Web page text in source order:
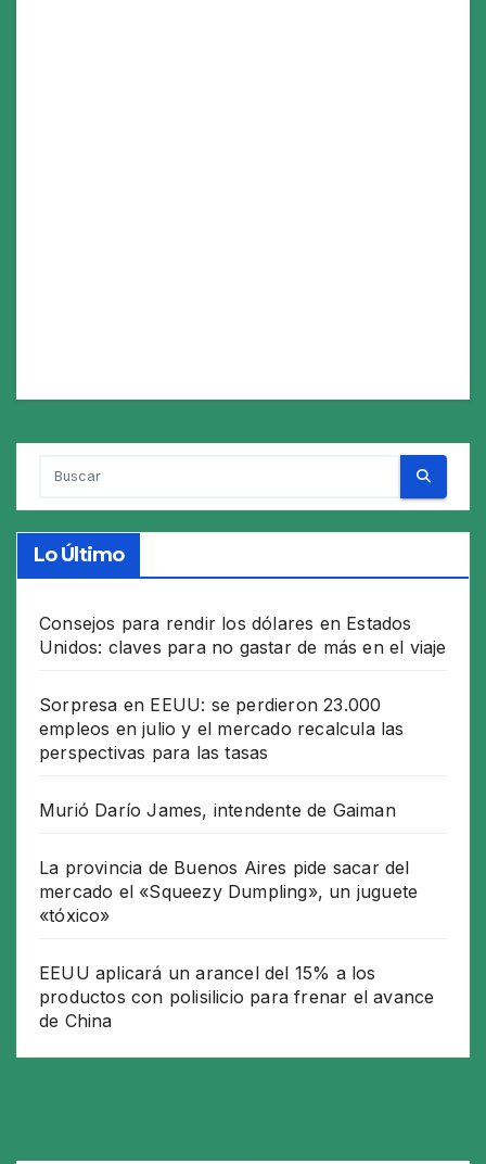
Lo Último
Consejos para rendir los dólares en Estados
Unidos: claves para no gastar de más en el viaje
Sorpresa en EEUU: se perdieron 23.000
empleos en julio y el mercado recalcula las
perspectivas para las tasas
Murió Darío James, intendente de Gaiman
La provincia de Buenos Aires pide sacar del
mercado el «Squeezy Dumpling», un juguete
«tóxico»
EEUU aplicará un arancel del 15% a los
productos con polisilicio para frenar el avance
de China